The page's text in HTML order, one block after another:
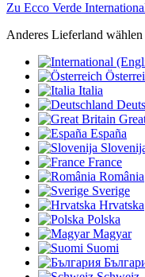
Zu Ecco Verde
Anderes Lieferland wählen
Italia
España
France
România
Sverige
Hrvatska
Polska
Magyar
Suomi